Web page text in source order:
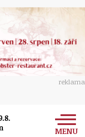
reklama
MENU